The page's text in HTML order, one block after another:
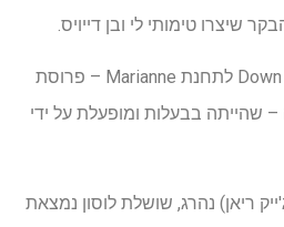
שיצרו טימותי לי ובן דייויס.
הסדרה לוקחת אותנו Down Under לתחנת Marianne – פרוסת
שהייתה בבעלות ומופעלת על ידי
ריאן) נהרג, שושלת לוסון נמצאת